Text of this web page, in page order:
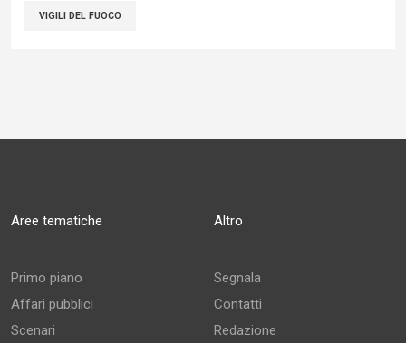
VIGILI DEL FUOCO
Aree tematiche
Primo piano
Affari pubblici
Scenari
Altro
Segnala
Contatti
Redazione